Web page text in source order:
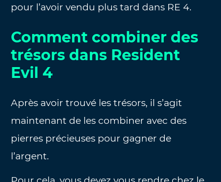
pour l’avoir vendu plus tard dans RE 4.
Comment combiner des
trésors dans Resident
Evil 4
Après avoir trouvé les trésors, il s’agit
maintenant de les combiner avec des
pierres précieuses pour gagner de
l’argent.